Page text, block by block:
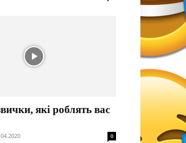
які роблять вас
0